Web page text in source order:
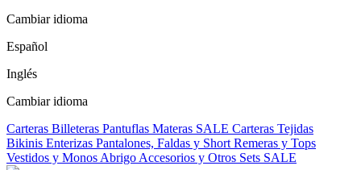
Cambiar idioma
Español
Inglés
Cambiar idioma
Carteras Billeteras Pantuflas Materas SALE Carteras Tejidas
Bikinis Enterizas Pantalones, Faldas y Short Remeras y Tops
Vestidos y Monos Abrigo Accesorios y Otros Sets SALE